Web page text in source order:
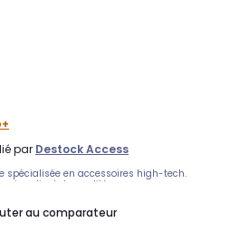
par Destock Access
spécialisée en accessoires high-tech.
client de qualité.
au comparateur